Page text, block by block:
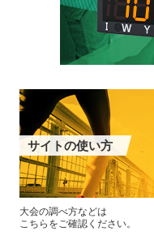
サイトの使い方
大会の調べ方などは
こちらをご確認ください。